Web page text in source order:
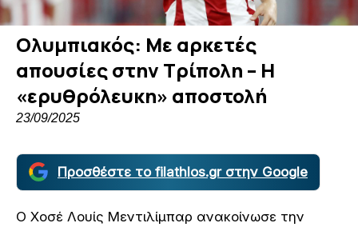
Ολυμπιακός: Με αρκετές
απουσίες στην Τρίπολη – Η
«ερυθρόλευκη» αποστολή
23/09/2025
Προσθέστε το filathlos.gr στην Google
Ο Χοσέ Λουίς Μεντιλίμπαρ ανακοίνωσε την